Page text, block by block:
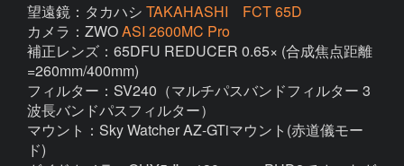
望遠鏡：タカハシ TAKAHASHI FCT 65D
カメラ：ZWOASI 2600MC Pro
補正レンズ：65DFU REDUCER 0.65× (合成焦点距離
=260mm/400mm)
フィルター：SV240（マルチパスバンドフィルター 3
波長バンドパスフィルター）
マウント：Sky Watcher AZ-GTiマウント(赤道儀モー
ド)